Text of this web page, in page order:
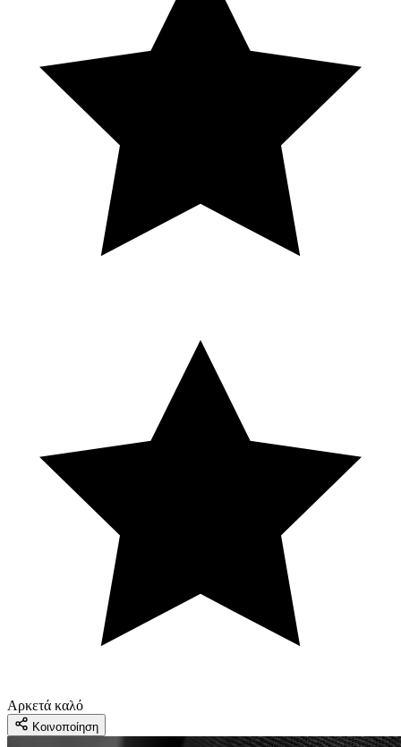
Αρκετά καλό
Κοινοποίηση